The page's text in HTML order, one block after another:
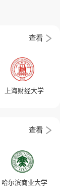
查看
上海财经大学
查看
哈尔滨商业大学